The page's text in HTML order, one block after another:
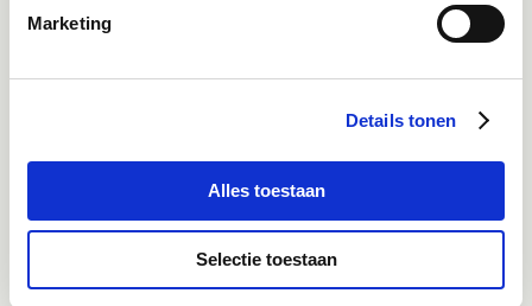
Marketing
Details tonen
Alles toestaan
Selectie toestaan
Direct in contact met één van onze collega's
9.4
2144beoordelingen
Kiyoh